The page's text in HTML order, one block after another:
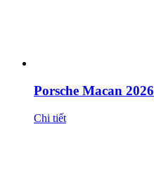
Porsche Macan 2026
Chi tiết